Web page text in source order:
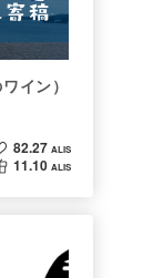
イン）
82.27 ALIS
11.10 ALIS